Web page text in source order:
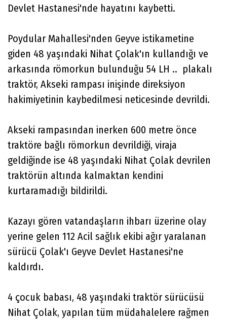
Devlet Hastanesi'nde hayatını kaybetti.
Poydular Mahallesi'nden Geyve istikametine
giden 48 yaşındaki Nihat Çolak'ın kullandığı ve
arkasında römorkun bulunduğu 54 LH .. plakalı
traktör, Akseki rampası inişinde direksiyon
hakimiyetinin kaybedilmesi neticesinde devrildi.
Akseki rampasından inerken 600 metre önce
traktöre bağlı römorkun devrildiği, viraja
geldiğinde ise 48 yaşındaki Nihat Çolak devrilen
traktörün altında kalmaktan kendini
kurtaramadığı bildirildi.
Kazayı gören vatandaşların ihbarı üzerine olay
yerine gelen 112 Acil sağlık ekibi ağır yaralanan
sürücü Çolak'ı Geyve Devlet Hastanesi'ne
kaldırdı.
4 çocuk babası, 48 yaşındaki traktör sürücüsü
Nihat Çolak, yapılan tüm müdahalelere rağmen